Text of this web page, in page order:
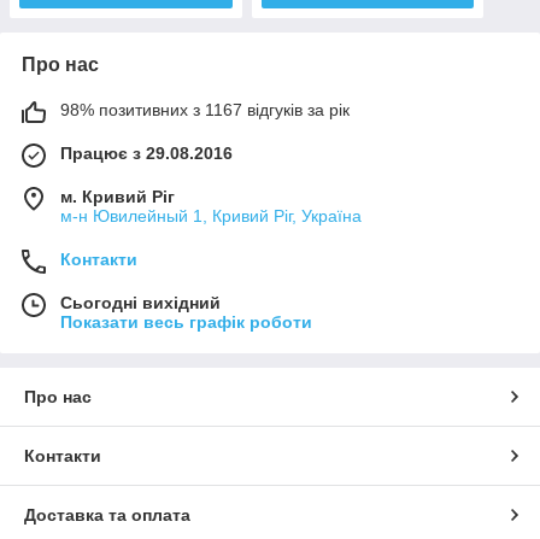
Про нас
98% позитивних з 1167 відгуків за рік
Працює з 29.08.2016
м. Кривий Ріг
м-н Ювилейный 1, Кривий Ріг, Україна
Контакти
Сьогодні вихідний
Показати весь графік роботи
Про нас
Контакти
Доставка та оплата